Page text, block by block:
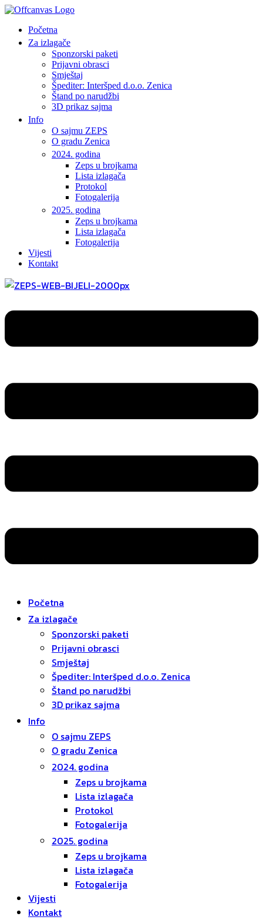
Početna
Za izlagače
Sponzorski paketi
Prijavni obrasci
Smještaj
Špediter: Interšped d.o.o. Zenica
Štand po narudžbi
3D prikaz sajma
Info
O sajmu ZEPS
O gradu Zenica
2024. godina
Zeps u brojkama
Lista izlagača
Protokol
Fotogalerija
2025. godina
Zeps u brojkama
Lista izlagača
Fotogalerija
Vijesti
Kontakt
Početna
Za izlagače
Sponzorski paketi
Prijavni obrasci
Smještaj
Špediter: Interšped d.o.o. Zenica
Štand po narudžbi
3D prikaz sajma
Info
O sajmu ZEPS
O gradu Zenica
2024. godina
Zeps u brojkama
Lista izlagača
Protokol
Fotogalerija
2025. godina
Zeps u brojkama
Lista izlagača
Fotogalerija
Vijesti
Kontakt